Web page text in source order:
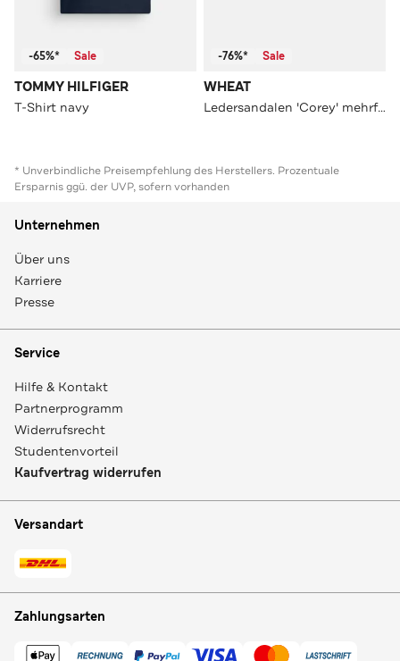
-65%* Sale
TOMMY HILFIGER
T-Shirt navy
-76%* Sale
WHEAT
Ledersandalen 'Corey' mehrfarbig
* Unverbindliche Preisempfehlung des Herstellers. Prozentuale
Ersparnis ggü. der UVP, sofern vorhanden
Unternehmen
Über uns
Karriere
Presse
Service
Hilfe & Kontakt
Partnerprogramm
Widerrufsrecht
Studentenvorteil
Kaufvertrag widerrufen
Versandart
Zahlungsarten